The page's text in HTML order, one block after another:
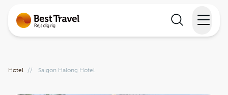
Hotel // Saigon Halong Hotel